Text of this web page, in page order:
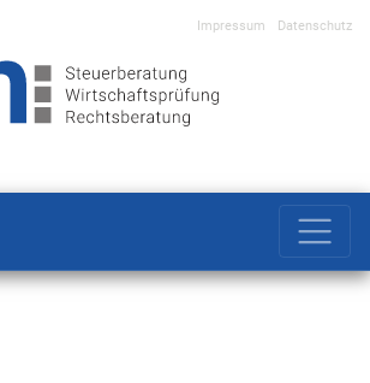
Impressum Datenschutz